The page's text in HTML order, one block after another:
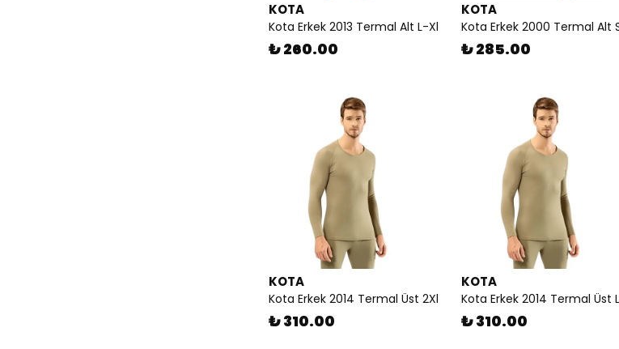
KOTA
Kota Erkek 2013 Termal Alt L-Xl
₺ 260.00
KOTA
Kota Erkek 2000 Termal Alt
₺ 285.00
KOTA
Kota Erkek 2014 Termal Üst 2Xl
₺ 310.00
KOTA
Kota Erkek 2014 Termal Üst
₺ 310.00